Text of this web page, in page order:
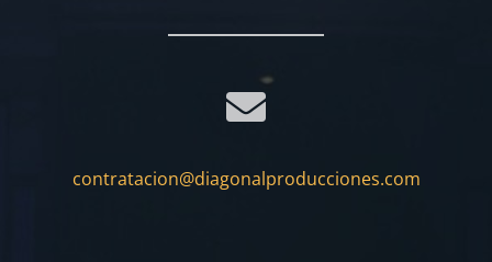
contratacion@diagonalproducciones.com